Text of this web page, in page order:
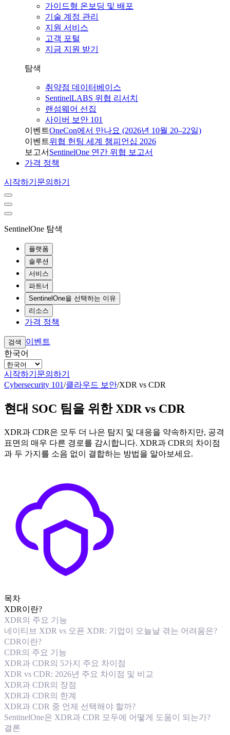
가이드형 온보딩 및 배포
기술 계정 관리
지원 서비스
고객 포털
지금 지원 받기
탐색
취약점 데이터베이스
SentinelLABS 위협 리서치
랜섬웨어 선집
사이버 보안 101
이벤트OneCon에서 만나요 (2026년 10월 20–22일)
이벤트위협 헌팅 세계 챔피언십 2026
보고서 SentinelOne 연간 위협 보고서
가격 정책
시작하기 문의하기
SentinelOne 탐색
플랫폼
솔루션
서비스
파트너
SentinelOne을 선택하는 이유
리소스
가격 정책
검색
이벤트
한국어
시작하기 문의하기
Cybersecurity 101/클라우드 보안/XDR vs CDR
현대 SOC 팀을 위한 XDR vs CDR
XDR과 CDR은 모두 더 나은 탐지 및 대응을 약속하지만, 공격
표면의 매우 다른 경로를 감시합니다. XDR과 CDR의 차이점
과 두 가지를 소음 없이 결합하는 방법을 알아보세요.
목차
XDR이란?
XDR의 주요 기능
네이티브 XDR vs 오픈 XDR: 기업이 오늘날 겪는 어려움은?
CDR이란?
CDR의 주요 기능
XDR과 CDR의 5가지 주요 차이점
XDR vs CDR: 2026년 주요 차이점 및 비교
XDR과 CDR의 장점
XDR과 CDR의 한계
XDR과 CDR 중 언제 선택해야 할까?
SentinelOne은 XDR과 CDR 모두에 어떻게 도움이 되는가?
결론